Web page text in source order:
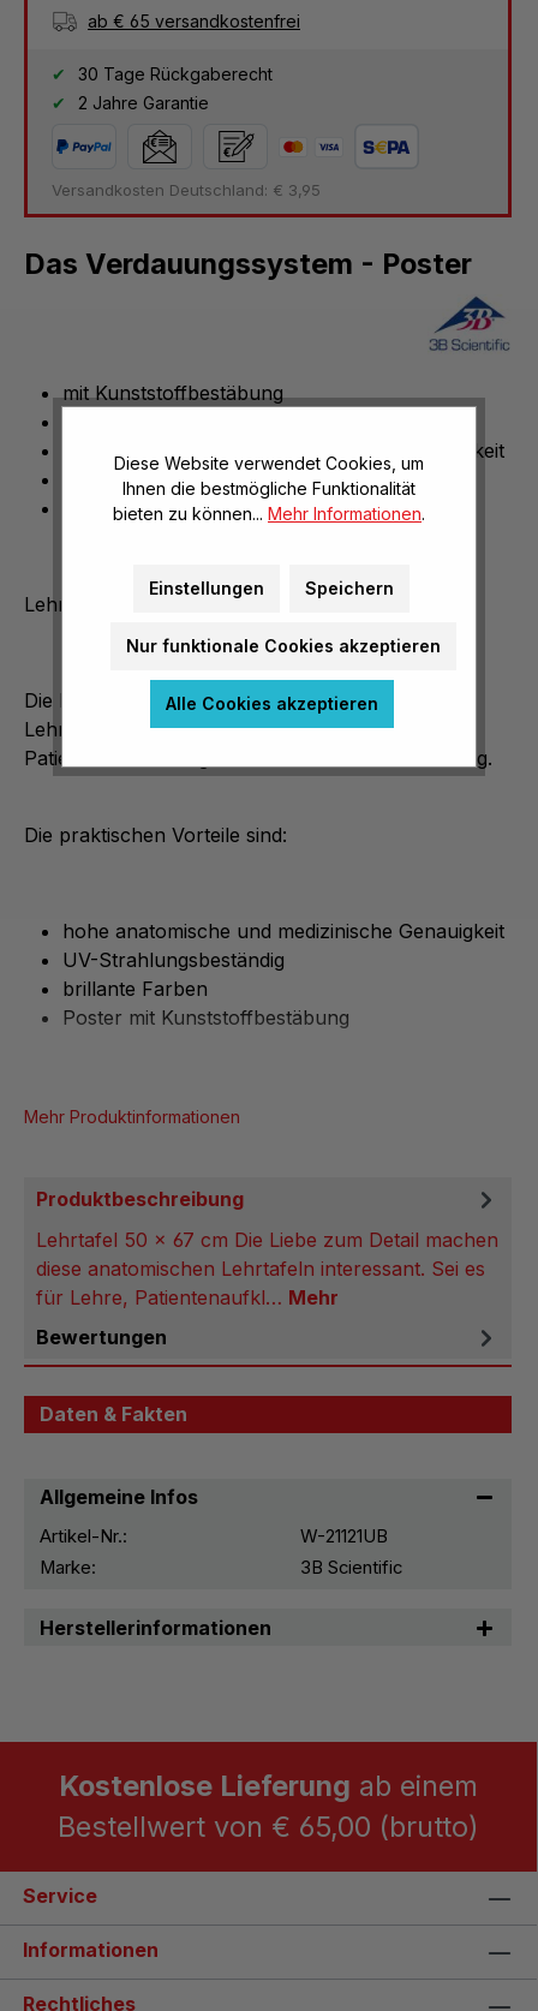
ab € 65 versandkostenfrei
30 Tage Rückgaberecht
2 Jahre Garantie
Versandkosten Deutschland: € 3,95
Das Verdauungssystem - Poster
mit Kunststoffbestäbung
hohe anatomische und medizinische Genauigkeit
UV-Strahlungsbeständig
billiante Farben
Lehrtafel 50 x 67 cm
Die Liebe zum Detail machen diese anatomischen
Lehrtafeln interessant. Sei es für Lehre,
Patientenaufklärung oder Medizinische Ausbildung.
Die praktischen Vorteile sind:
hohe anatomische und medizinische Genauigkeit
UV-Strahlungsbeständig
brillante Farben
Poster mit Kunststoffbestäbung
Mehr Produktinformationen
Produktbeschreibung
Lehrtafel 50 x 67 cm Die Liebe zum Detail machen
diese anatomischen Lehrtafeln interessant. Sei es
für Lehre, Patientenaufkl… Mehr
Bewertungen
Daten & Fakten
Allgemeine Infos
Artikel-Nr.:
W-21121UB
Marke:
3B Scientific
Herstellerinformationen
Kostenlose Lieferung ab einem
Bestellwert von € 65,00 (brutto)
Service
Informationen
Rechtliches
Diese Website verwendet Cookies, um
Ihnen die bestmögliche Funktionalität
bieten zu können... Mehr Informationen.
Einstellungen Speichern
Nur funktionale Cookies akzeptieren
Alle Cookies akzeptieren